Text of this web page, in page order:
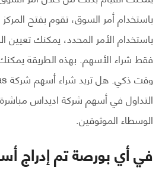
باستخدام أمر السوق، تقوم بفتح
باستخدام الأمر المحدد، يمكنك تعيين
فقط شراء الأسهم. بهذه الطريقة
التداول في أسهم شركة اديداس
الوسطاء الموثوقين.
في أي بورصة تم إدراج